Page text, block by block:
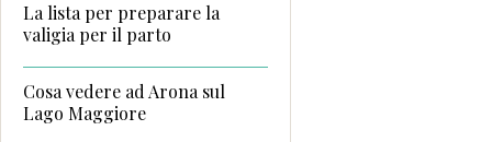
La lista per preparare la
valigia per il parto
Cosa vedere ad Arona sul
Lago Maggiore